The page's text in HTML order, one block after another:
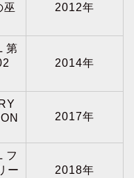
巫
2012年
第
2014年
2017年
フ
ー
2018年